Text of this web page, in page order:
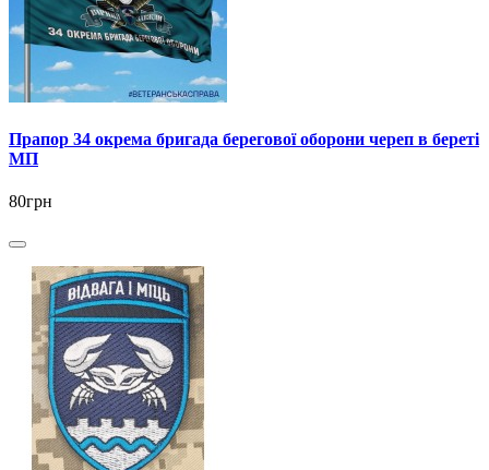
Прапор 34 окрема бригада берегової оборони череп в береті
МП
80грн